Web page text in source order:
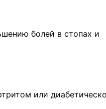
болей в стопах и
или